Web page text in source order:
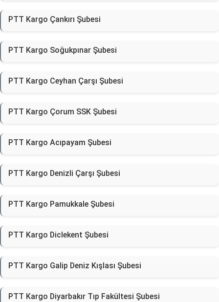
PTT Kargo Çankırı Şubesi
PTT Kargo Soğukpınar Şubesi
PTT Kargo Ceyhan Çarşı Şubesi
PTT Kargo Çorum SSK Şubesi
PTT Kargo Acıpayam Şubesi
PTT Kargo Denizli Çarşı Şubesi
PTT Kargo Pamukkale Şubesi
PTT Kargo Diclekent Şubesi
PTT Kargo Galip Deniz Kışlası Şubesi
PTT Kargo Diyarbakır Tıp Fakültesi Şubesi